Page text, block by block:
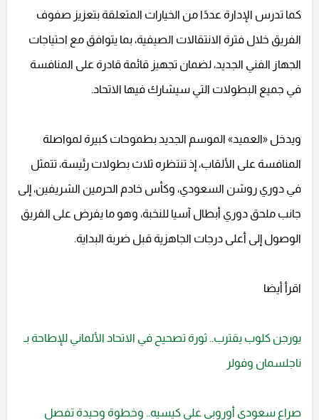
كما تدرس الإدارة عددًا من الخيارات المتعلقة بتعزيز صفوف
الفريق خلال فترة الانتقالات الصيفية، بما يتوافق مع احتياجات
الجهاز الفني الجديد، لضمان تجهيز قائمة قادرة على المنافسة
في جميع البطولات التي سيشارك فيها الاتحاد.
ويدخل «العميد» الموسم الجديد بطموحات كبيرة لمواصلة
المنافسة على الألقاب، إذ تنتظره ثلاث بطولات رئيسة، تتمثل
في دوري روشن السعودي، وكأس خادم الحرمين الشريفين، إلى
جانب ملحق دوري أبطال آسيا للنخبة، وهو ما يفرض على الفريق
الوصول إلى أعلى درجات الجاهزية قبل ضربة البداية.
اقرأ أيضا
يورجن كلوب يقترب.. ثورة تصحيح في الاتحاد الألماني للإطاحة بـ
ناجلسمان وفولر
صراع سعودي أوروبي على كيسيه.. وخطوة وحيدة تفصل